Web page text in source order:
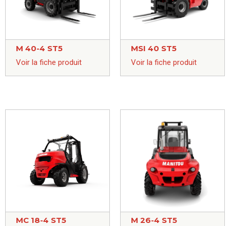
M 40-4 ST5
Voir la fiche produit
MSI 40 ST5
Voir la fiche produit
MC 18-4 ST5 M 26-4 ST5